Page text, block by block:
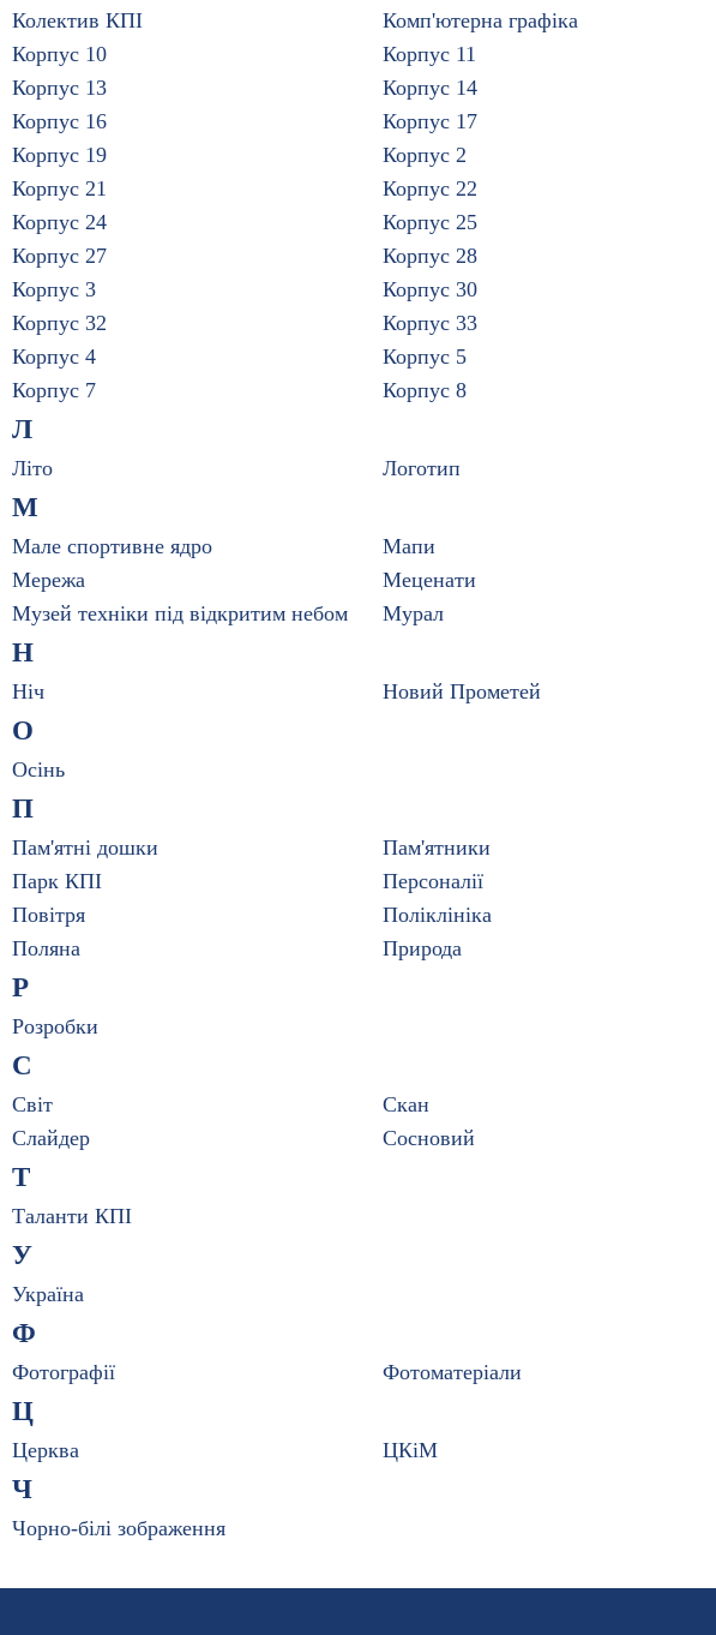
Колектив КПІ
Комп'ютерна графіка
Корпус 10
Корпус 11
Корпус 13
Корпус 14
Корпус 16
Корпус 17
Корпус 19
Корпус 2
Корпус 21
Корпус 22
Корпус 24
Корпус 25
Корпус 27
Корпус 28
Корпус 3
Корпус 30
Корпус 32
Корпус 33
Корпус 4
Корпус 5
Корпус 7
Корпус 8
Л
Літо Логотип
М
Мале спортивне ядро Мапи
Мережа
Меценати
Музей техніки під відкритим небом
Мурал
Н
Ніч Новий Прометей
О
Осінь
П
Пам'ятні дошки Пам'ятники
Парк КПІ
Персоналії
Повітря
Поліклініка
Поляна
Природа
Р
Розробки
С
Світ Скан
Слайдер
Сосновий
Т
Таланти КПІ
У
Україна
Ф
Фотографії Фотоматеріали
Ц
Церква ЦКіМ
Ч
Чорно-білі зображення